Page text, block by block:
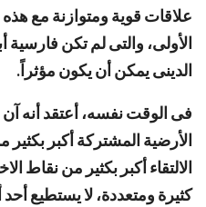
علاقات قوية ومتوازنة مع هذه
الأولى، والتى لم تكن فارسية
الدينى يمكن أن يكون مؤثراً.
فى الوقت نفسه، أعتقد أنه آن
الأرضية المشتركة أكبر
الالتقاء أكبر بكثير من نقاط
كثيرة ومتعددة، لا يستطيع